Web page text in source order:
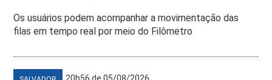
Os usuários podem acompanhar a movimentação das
filas em tempo real por meio do Filômetro